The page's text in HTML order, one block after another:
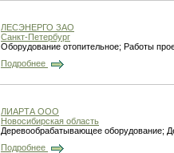
ЛЕСЭНЕРГО ЗАО
Санкт-Петербург
Оборудование отопительное; Работы
Подробнее
ЛИАРТА ООО
Новосибирская область
Деревообрабатывающее оборудование;
Подробнее